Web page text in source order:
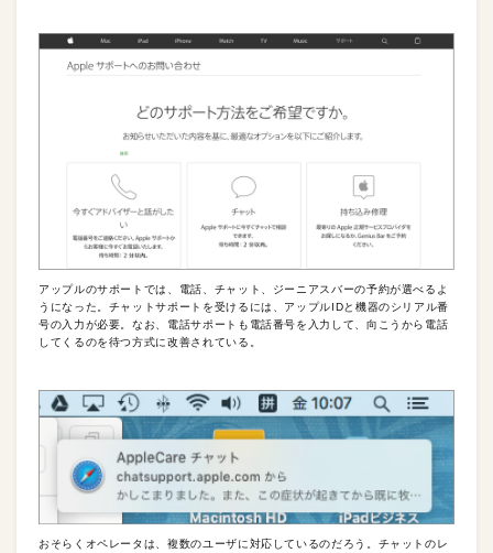
アップルのサポートでは、電話、チャット、ジーニアスバーの予約が選べるよ
うになった。チャットサポートを受けるには、アップルIDと機器のシリアル番
号の入力が必要。なお、電話サポートも電話番号を入力して、向こうから電話
してくるのを待つ方式に改善されている。
おそらくオペレータは、複数のユーザに対応しているのだろう。チャットのレ